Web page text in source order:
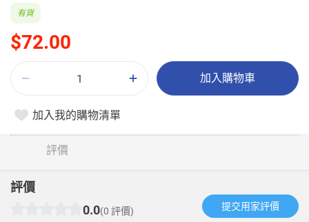
$72.00
有貨
加入購物車
加入我的購物清單
評價
評價
0.0(0 評價) 提交用家評價​